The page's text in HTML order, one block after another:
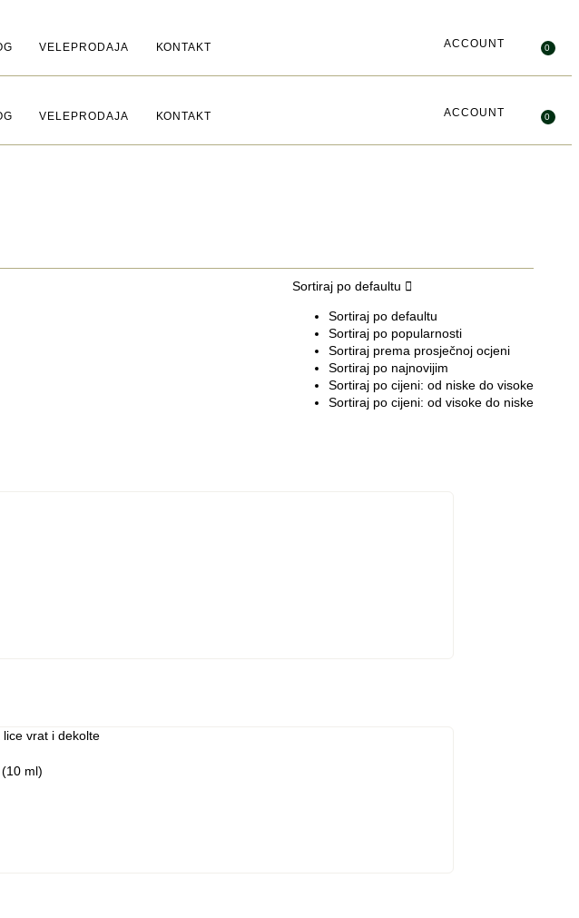
VELEPRODAJA KONTAKT ACCOUNT 0
VELEPRODAJA KONTAKT ACCOUNT 0
Sortiraj po defaultu
Sortiraj po defaultu
Sortiraj po popularnosti
Sortiraj prema prosječnoj ocjeni
Sortiraj po najnovijim
Sortiraj po cijeni: od niske do visoke
Sortiraj po cijeni: od visoke do niske
ml)